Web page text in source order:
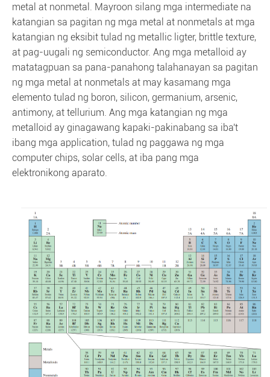
metal at nonmetal. Mayroon silang mga intermediate na
katangian sa pagitan ng mga metal at nonmetals at mga
katangian ng eksibit tulad ng metallic ligter, brittle texture,
at pag-uugali ng semiconductor. Ang mga metalloid ay
matatagpuan sa pana-panahong talahanayan sa pagitan
ng mga metal at nonmetals at may kasamang mga
elemento tulad ng boron, silicon, germanium, arsenic,
antimony, at tellurium. Ang mga katangian ng mga
metalloid ay ginagawang kapaki-pakinabang sa iba't
ibang mga application, tulad ng paggawa ng mga
computer chips, solar cells, at iba pang mga
elektronikong aparato.